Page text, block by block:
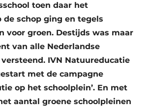
toen daar het
de schop ging en tegels
voor groen. Destijds was maar
van alle Nederlandse
IVN Natuureducatie
met de campagne
op het schoolplein’. En met
aantal groene schoolpleinen